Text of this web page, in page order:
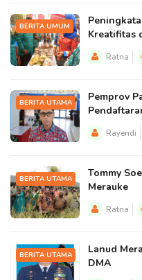
BERITA UMUM
Kreatifitas
Ratna
BERITA UTAMA
Pemprov
Rayendi
BERITA UTAMA
Tommy
Merauke
Ratna
BERITA UTAMA
Lanud
DMA